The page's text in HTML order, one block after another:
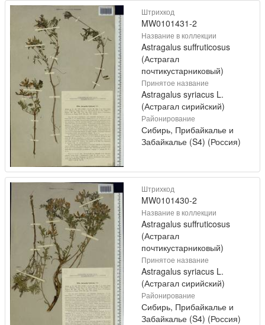
Штрихкод
MW0101431-2
Название в коллекции
Astragalus suffruticosus
(Астрагал
почтикустарниковый)
Принятое название
Astragalus syriacus L.
(Астрагал сирийский)
Районирование
Сибирь, Прибайкалье и
Забайкалье (S4) (Россия)
Штрихкод
MW0101430-2
Название в коллекции
Astragalus suffruticosus
(Астрагал
почтикустарниковый)
Принятое название
Astragalus syriacus L.
(Астрагал сирийский)
Районирование
Сибирь, Прибайкалье и
Забайкалье (S4) (Россия)